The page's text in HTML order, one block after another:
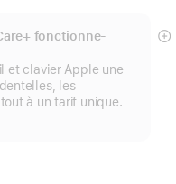
fonctionne-
et clavier Apple une
les
à un tarif unique.